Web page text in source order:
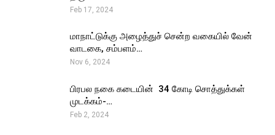
Feb 17, 2024
மாநாட்டுக்கு அழைத்துச் சென்ற வகையில் வேன்
வாடகை, சம்பளம்…
Nov 6, 2024
பிரபல நகை கடையின் ₹ 34 கோடி சொத்துக்கள்
முடக்கம்-…
Feb 2, 2024